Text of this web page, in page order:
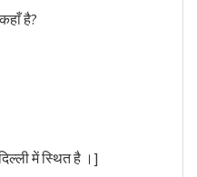
है?
में स्थित है ।]